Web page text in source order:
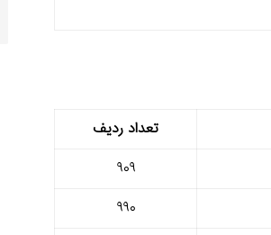
تعداد ردیف
۹۰۹
۹۹۰